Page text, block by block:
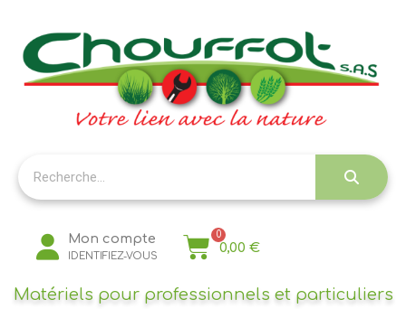
Mon compte
IDENTIFIEZ-VOUS
0,00 €
Matériels pour professionnels et particuliers